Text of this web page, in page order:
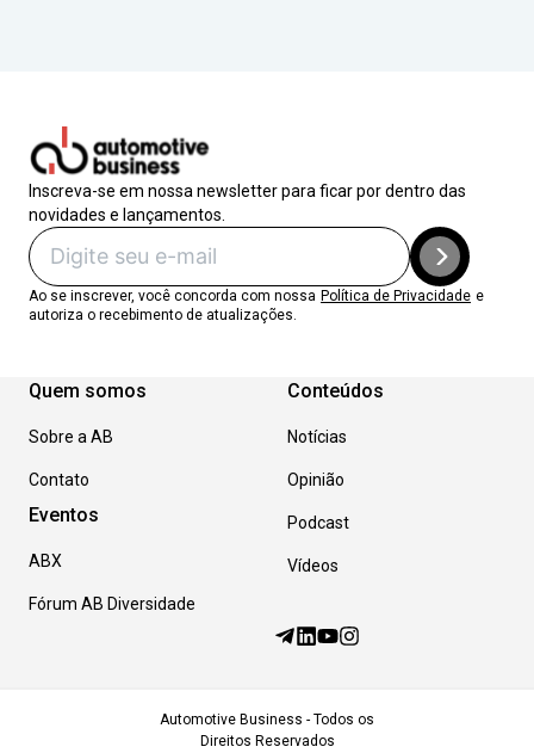
Inscreva-se em nossa newsletter para ficar por dentro das
novidades e lançamentos.
Ao se inscrever, você concorda com nossa Política de Privacidade e
autoriza o recebimento de atualizações.
Quem somos
Sobre a AB
Contato
Eventos
ABX
Fórum AB Diversidade
Conteúdos
Notícias
Opinião
Podcast
Vídeos
Automotive Business - Todos os
Direitos Reservados